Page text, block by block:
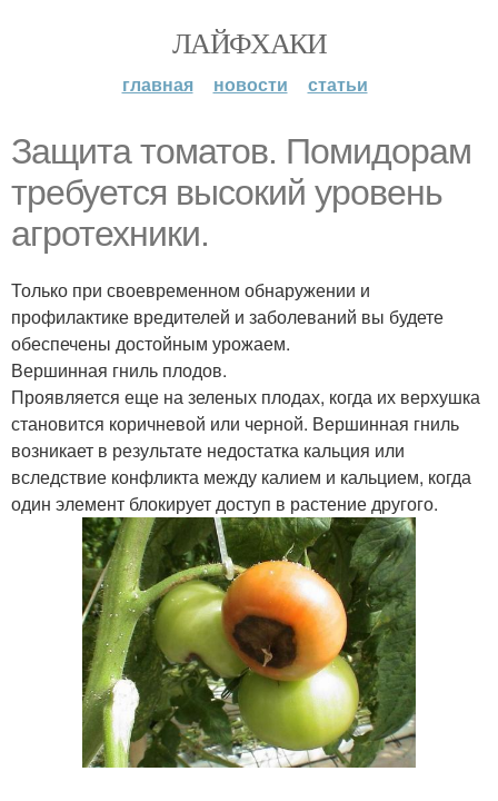
ЛАЙФХАКИ
главная новости статьи
Защита томатов. Помидорам
требуется высокий уровень
агротехники.
Только при своевременном обнаружении и
профилактике вредителей и заболеваний вы будете
обеспечены достойным урожаем.
Вершинная гниль плодов.
Проявляется еще на зеленых плодах, когда их верхушка
становится коричневой или черной. Вершинная гниль
возникает в результате недостатка кальция или
вследствие конфликта между калием и кальцием, когда
один элемент блокирует доступ в растение другого.